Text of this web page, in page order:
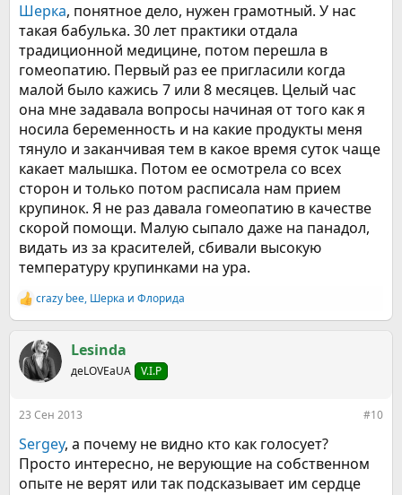
Шерка, понятное дело, нужен грамотный. У нас
такая бабулька. 30 лет практики отдала
традиционной медицине, потом перешла в
гомеопатию. Первый раз ее пригласили когда
малой было кажись 7 или 8 месяцев. Целый час
она мне задавала вопросы начиная от того как я
носила беременность и на какие продукты меня
тянуло и заканчивая тем в какое время суток чаще
какает малышка. Потом ее осмотрела со всех
сторон и только потом расписала нам прием
крупинок. Я не раз давала гомеопатию в качестве
скорой помощи. Малую сыпало даже на панадол,
видать из за красителей, сбивали высокую
температуру крупинками на ура.
Р
е
к
ц
и
crazy bee, Шерка и Флорида
Lesinda
деLOVEаUA V.I.P
23 Сен 2013 #10
Sergey, а почему не видно кто как голосует?
Просто интересно, не верующие на собственном
опыте не верят или так подсказывает им сердце